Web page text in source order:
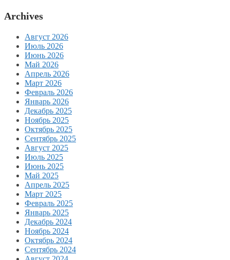
Archives
Август 2026
Июль 2026
Июнь 2026
Май 2026
Апрель 2026
Март 2026
Февраль 2026
Январь 2026
Декабрь 2025
Ноябрь 2025
Октябрь 2025
Сентябрь 2025
Август 2025
Июль 2025
Июнь 2025
Май 2025
Апрель 2025
Март 2025
Февраль 2025
Январь 2025
Декабрь 2024
Ноябрь 2024
Октябрь 2024
Сентябрь 2024